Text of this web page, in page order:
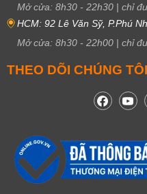
Mở cửa: 8h30 - 22h30 | chỉ
HCM: 92 Lê Văn Sỹ, P.Phú
Mở cửa: 8h30 - 22h00 | chỉ
THEO DÕI CHÚNG